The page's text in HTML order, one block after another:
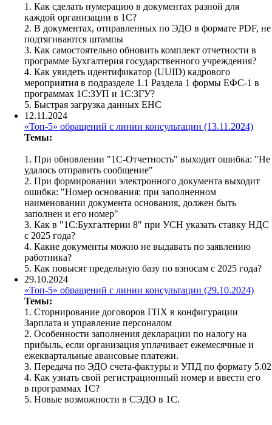
1. Как сделать нумерацию в документах разной для
каждой организации в 1С?
2. В документах, отправленных по ЭДО в формате PDF, не
подтягиваются штампы
3. Как самостоятельно обновить комплект отчетности в
программе Бухгалтерия государственного учреждения?
4. Как увидеть идентификатор (UUID) кадрового
мероприятия в подразделе 1.1 Раздела 1 формы ЕФС-1 в
программах 1С:ЗУП и 1С:ЗГУ?
5. Быстрая загрузка данных ЕНС
12.11.2024
«Топ-5» обращений с линии консультации (13.11.2024)
Темы:
1. При обновлении "1С-Отчетность" выходит ошибка: "Не
удалось отправить сообщение"
2. При формировании электронного документа выходит
ошибка: "Номер основания: при заполненном
наименовании документа основания, должен быть
заполнен и его номер"
3. Как в "1С:Бухгалтерии 8" при УСН указать ставку НДС
с 2025 года?
4. Какие документы можно не выдавать по заявлению
работника?
5. Как повысят предельную базу по взносам с 2025 года?
29.10.2024
«Топ-5» обращений с линии консультации (29.10.2024)
Темы:
1. Сторнирование договоров ГПХ в конфигурации
Зарплата и управление персоналом
2. Особенности заполнения декларации по налогу на
прибыль, если организация уплачивает ежемесячные и
ежеквартальные авансовые платежи.
3. Передача по ЭДО счета-фактуры и УПД по формату 5.02
4. Как узнать свой регистрационный номер и ввести его
в программах 1С?
5. Новые возможности в СЭДО в 1С.